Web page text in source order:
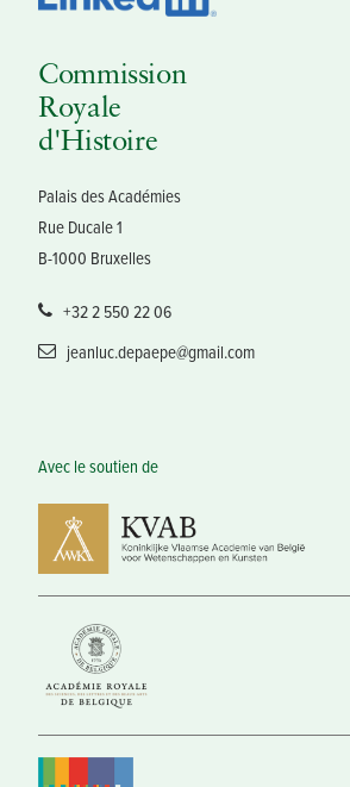
Commission
Royale
d'Histoire
Palais des Académies
Rue Ducale 1
B-1000 Bruxelles
+32 2 550 22 06
jeanluc.depaepe@gmail.com
Avec le soutien de